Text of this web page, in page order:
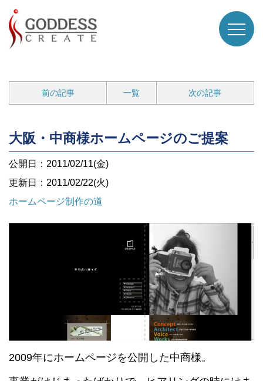
前の記事 一覧 次の記事
大阪・中商様ホームページのご提案
公開日：2011/02/11(金)
更新日：2011/02/22(火)
ホームページ制作の道
2009年にホームページを公開した中商様。